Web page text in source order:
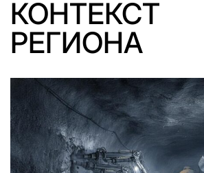
КОНТЕКСТ
РЕГИОНА